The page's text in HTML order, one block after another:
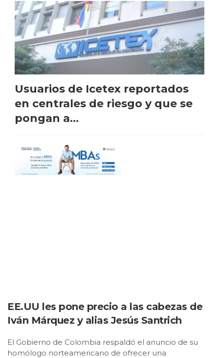
Usuarios de Icetex reportados
en centrales de riesgo y que se
pongan a...
EE.UU les pone precio a las cabezas de
Iván Márquez y alias Jesús Santrich
El Gobierno de Colombia respaldó el anuncio de su
homólogo norteamericano de ofrecer una